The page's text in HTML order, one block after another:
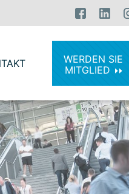
WERDEN SIE
MITGLIED